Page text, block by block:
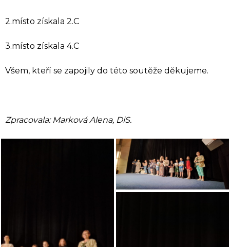
2.místo získala 2.C
3.místo získala 4.C
Všem, kteří se zapojily do této soutěže děkujeme.
Zpracovala: Marková Alena, DiS.